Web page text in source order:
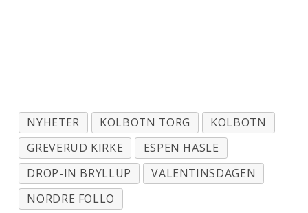
NYHETER KOLBOTN TORG
KOLBOTN
GREVERUD KIRKE
ESPEN HASLE
DROP-IN BRYLLUP
VALENTINSDAGEN
NORDRE FOLLO